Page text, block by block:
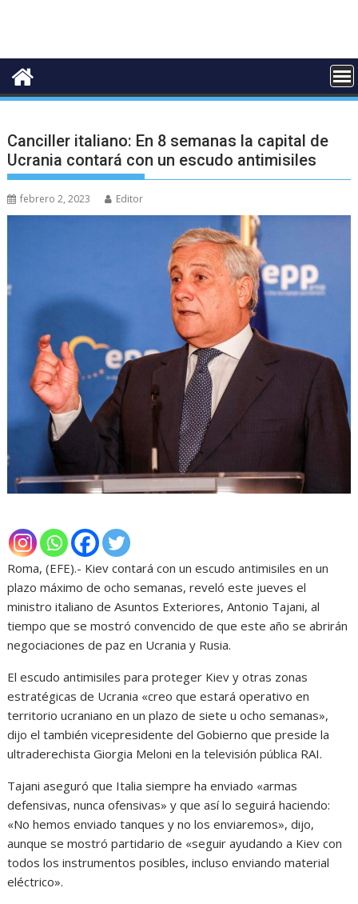
Canciller italiano: En 8 semanas la capital de
Ucrania contará con un escudo antimisiles
febrero 2, 2023 Editor
Roma, (EFE).- Kiev contará con un escudo antimisiles en un
plazo máximo de ocho semanas, reveló este jueves el
ministro italiano de Asuntos Exteriores, Antonio Tajani, al
tiempo que se mostró convencido de que este año se abrirán
negociaciones de paz en Ucrania y Rusia.
El escudo antimisiles para proteger Kiev y otras zonas
estratégicas de Ucrania «creo que estará operativo en
territorio ucraniano en un plazo de siete u ocho semanas»,
dijo el también vicepresidente del Gobierno que preside la
ultraderechista Giorgia Meloni en la televisión pública RAI.
Tajani aseguró que Italia siempre ha enviado «armas
defensivas, nunca ofensivas» y que así lo seguirá haciendo:
«No hemos enviado tanques y no los enviaremos», dijo,
aunque se mostró partidario de «seguir ayudando a Kiev con
todos los instrumentos posibles, incluso enviando material
eléctrico».